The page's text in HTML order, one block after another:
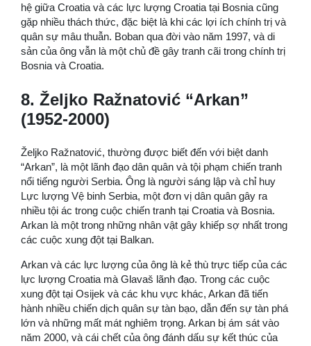
hệ giữa Croatia và các lực lượng Croatia tại Bosnia cũng
gặp nhiều thách thức, đặc biệt là khi các lợi ích chính trị và
quân sự mâu thuẫn. Boban qua đời vào năm 1997, và di
sản của ông vẫn là một chủ đề gây tranh cãi trong chính trị
Bosnia và Croatia.
8. Željko Ražnatović “Arkan”
(1952-2000)
Željko Ražnatović, thường được biết đến với biệt danh
“Arkan”, là một lãnh đạo dân quân và tội phạm chiến tranh
nổi tiếng người Serbia. Ông là người sáng lập và chỉ huy
Lực lượng Vệ binh Serbia, một đơn vị dân quân gây ra
nhiều tội ác trong cuộc chiến tranh tại Croatia và Bosnia.
Arkan là một trong những nhân vật gây khiếp sợ nhất trong
các cuộc xung đột tại Balkan.
Arkan và các lực lượng của ông là kẻ thù trực tiếp của các
lực lượng Croatia mà Glavaš lãnh đạo. Trong các cuộc
xung đột tại Osijek và các khu vực khác, Arkan đã tiến
hành nhiều chiến dịch quân sự tàn bạo, dẫn đến sự tàn phá
lớn và những mất mát nghiêm trọng. Arkan bị ám sát vào
năm 2000, và cái chết của ông đánh dấu sự kết thúc của